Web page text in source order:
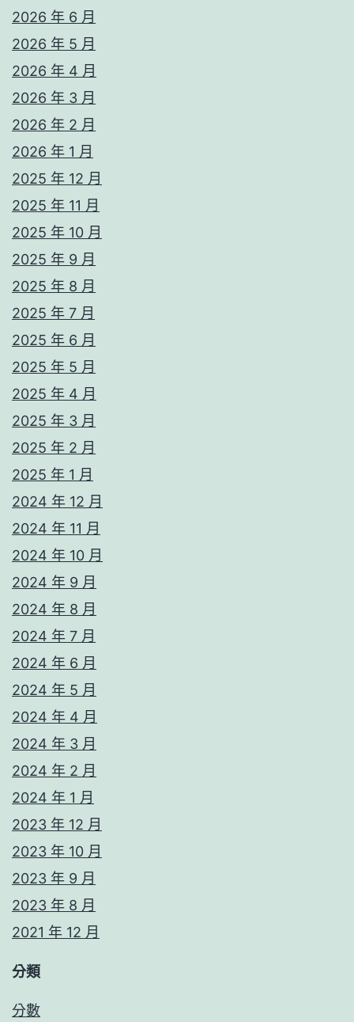
2026 年 6 月
2026 年 5 月
2026 年 4 月
2026 年 3 月
2026 年 2 月
2026 年 1 月
2025 年 12 月
2025 年 11 月
2025 年 10 月
2025 年 9 月
2025 年 8 月
2025 年 7 月
2025 年 6 月
2025 年 5 月
2025 年 4 月
2025 年 3 月
2025 年 2 月
2025 年 1 月
2024 年 12 月
2024 年 11 月
2024 年 10 月
2024 年 9 月
2024 年 8 月
2024 年 7 月
2024 年 6 月
2024 年 5 月
2024 年 4 月
2024 年 3 月
2024 年 2 月
2024 年 1 月
2023 年 12 月
2023 年 10 月
2023 年 9 月
2023 年 8 月
2021 年 12 月
分類
分數